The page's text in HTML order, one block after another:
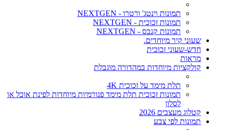
תמונות וינטג' ורטרו - NEXTGEN
תמונות זכוכית - NEXTGEN
תמונות קנבס - NEXTGEN
שעוני קיר מיוחדים.
חדש-שעוני זכוכית
מראות
קולקציות מיוחדות במהדורה מוגבלת
תלת מימד על זכוכית 4K
תמונות זכוכית תלת מימד פנורמיות מיוחדות לפינת אוכל או
לסלון
קטלוג מעצבים 2026
תמונות לפי צבע